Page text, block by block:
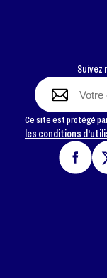
Ce site est protégé
les conditions